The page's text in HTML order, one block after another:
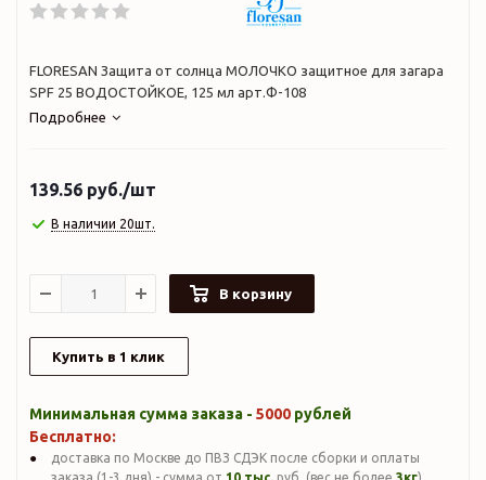
FLORESAN Защита от солнца МОЛОЧКО защитное для загара
SPF 25 ВОДОСТОЙКОЕ, 125 мл арт.Ф-108
Подробнее
139.56 руб./шт
В наличии 20шт.
В корзину
Купить в 1 клик
Минимальная сумма заказа - 5000 рублей
Бесплатно:
доставка по Москве до ПВЗ СДЭК после сборки и оплаты